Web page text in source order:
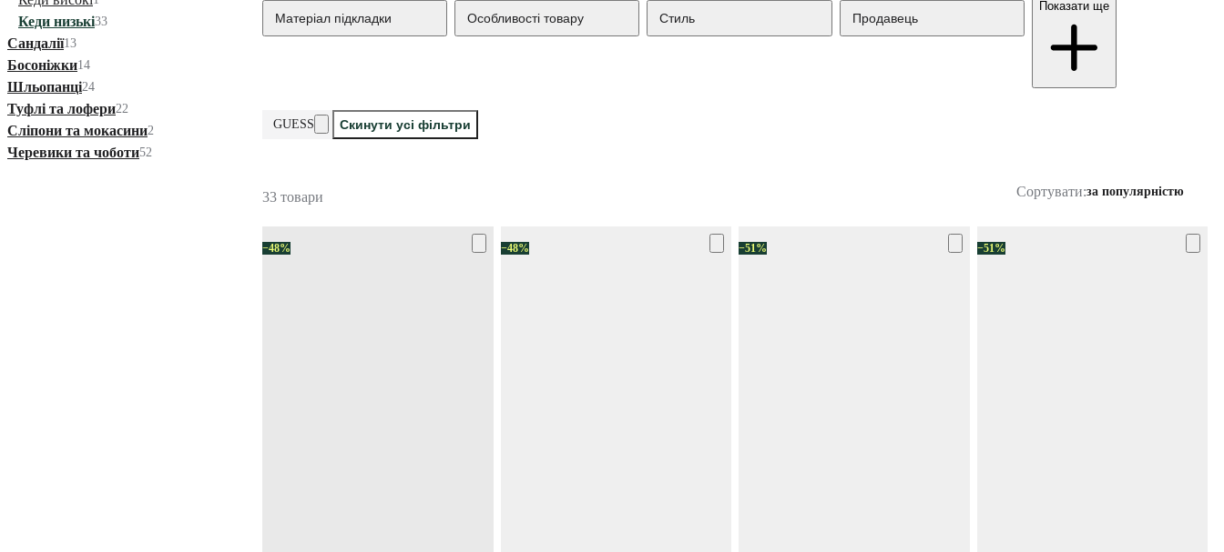
Кеди низькі33
Сандалії13
Босоніжки14
Шльопанці24
Туфлі та лофери22
Сліпони та мокасини2
Черевики та чоботи52
Матеріал підкладки Особливості товару Стиль Продавець
Показати ще
GUESS Скинути усі фільтри
33 товари Сортувати:за популярністю
−48% −48% −51% −51%